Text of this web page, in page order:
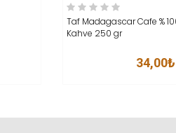
SEPETE EKLE
Taf Madagascar Cafe %
Kahve 250 gr
34,00₺